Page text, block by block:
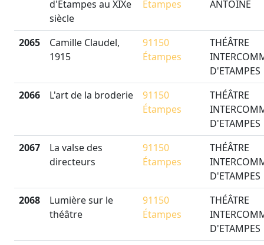
d'Etampes au XIXe
siècle
Étampes ANTOINE
2065
Camille Claudel,
1915
91150
Étampes
THÉÂTRE
D'ETAMPES
2066
L'art de la broderie
91150
Étampes
THÉÂTRE
D'ETAMPES
2067
La valse des
directeurs
91150
Étampes
THÉÂTRE
D'ETAMPES
2068
Lumière sur le
théâtre
91150
Étampes
THÉÂTRE
D'ETAMPES